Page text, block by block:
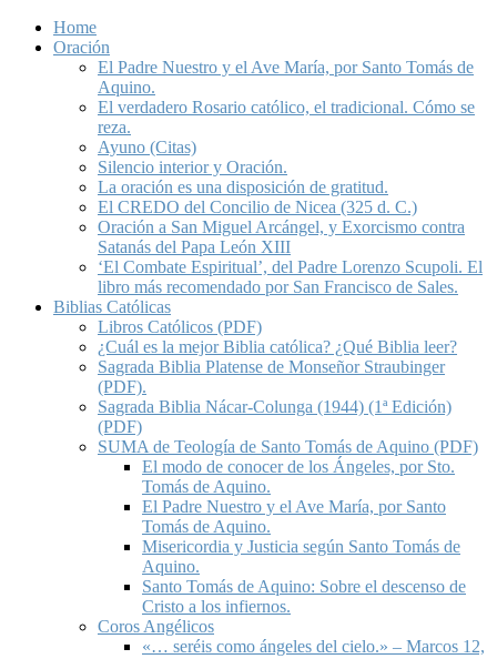
Home
Oración
El Padre Nuestro y el Ave María, por Santo Tomás de
Aquino.
El verdadero Rosario católico, el tradicional. Cómo se
reza.
Ayuno (Citas)
Silencio interior y Oración.
La oración es una disposición de gratitud.
El CREDO del Concilio de Nicea (325 d. C.)
Oración a San Miguel Arcángel, y Exorcismo contra
Satanás del Papa León XIII
‘El Combate Espiritual’, del Padre Lorenzo Scupoli. El
libro más recomendado por San Francisco de Sales.
Biblias Católicas
Libros Católicos (PDF)
¿Cuál es la mejor Biblia católica? ¿Qué Biblia leer?
Sagrada Biblia Platense de Monseñor Straubinger
(PDF).
Sagrada Biblia Nácar-Colunga (1944) (1ª Edición)
(PDF)
SUMA de Teología de Santo Tomás de Aquino (PDF)
El modo de conocer de los Ángeles, por Sto.
Tomás de Aquino.
El Padre Nuestro y el Ave María, por Santo
Tomás de Aquino.
Misericordia y Justicia según Santo Tomás de
Aquino.
Santo Tomás de Aquino: Sobre el descenso de
Cristo a los infiernos.
Coros Angélicos
«… seréis como ángeles del cielo.» – Marcos 12,